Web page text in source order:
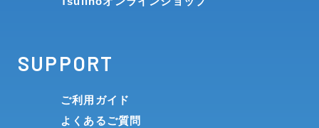
SUPPORT
ご利用ガイド
よくあるご質問